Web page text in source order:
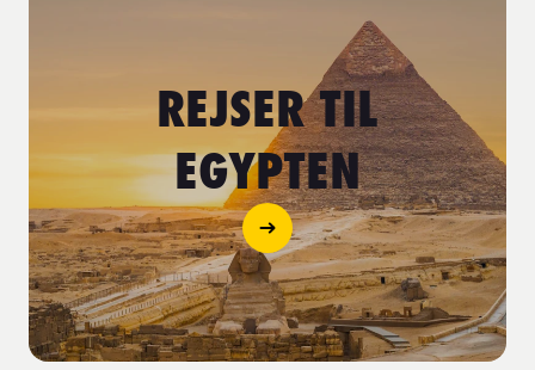
REJSER TIL
EGYPTEN